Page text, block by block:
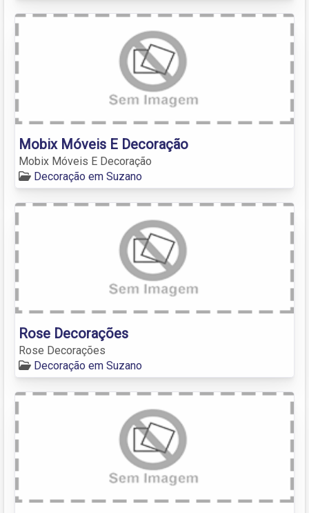
Mobix Móveis E Decoração
Mobix Móveis E Decoração
Decoração em Suzano
Rose Decorações
Rose Decorações
Decoração em Suzano